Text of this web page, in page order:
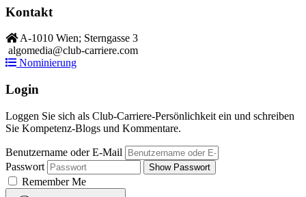
Kontakt
A-1010 Wien; Sterngasse 3
algomedia@club-carriere.com
Nominierung
Login
Loggen Sie sich als Club-Carriere-Persönlichkeit ein und schreiben
Sie Kompetenz-Blogs und Kommentare.
Benutzername oder E-Mail
Passwort
Show Passwort
Remember Me